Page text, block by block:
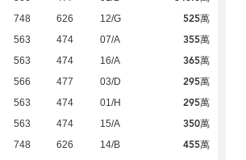
748 626 12/G 525萬
563 474 07/A 355萬
563 474 16/A 365萬
566 477 03/D 295萬
563 474 01/H 295萬
563 474 15/A 350萬
748 626 14/B 455萬